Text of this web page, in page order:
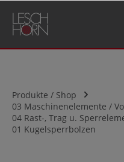
springen
Produkte / Shop
03 Maschinenelemente /
04 Rast-, Trag u.
01 Kugelsperrbolzen